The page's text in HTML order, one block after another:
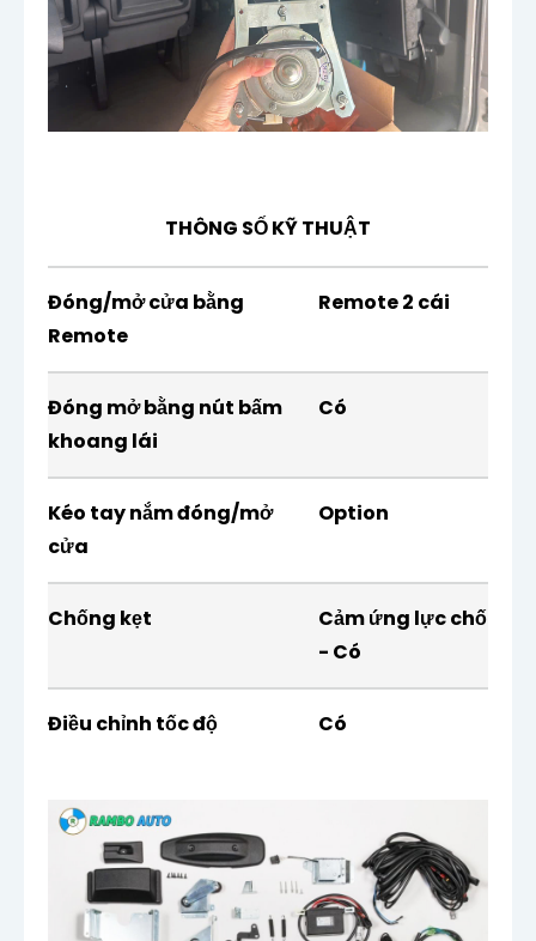
THÔNG SỐ KỸ THUẬT
Đóng/mở cửa bằng
Remote
Remote 2 cái
Đóng mở bằng nút bấm
khoang lái
Có
Kéo tay nắm đóng/mở
cửa
Option
Chống kẹt
Cảm ứng lực chống
- Có
Điều chỉnh tốc độ Có
Cơ cấu ổ khoá ngậm cửa
Giữ nguyên zin